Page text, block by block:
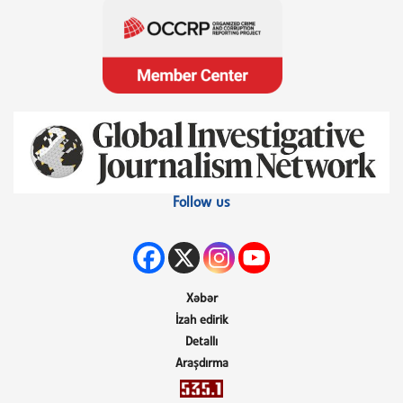
Follow us
Xəbər
İzah edirik
Detallı
Araşdırma